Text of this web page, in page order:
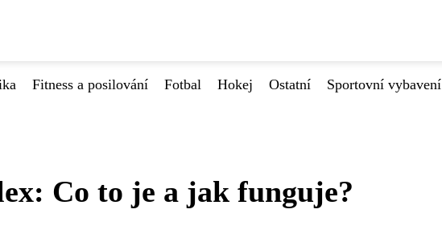
Fitness a posilování Fotbal Hokej Ostatní Sportovní vybavení
Co to je a jak funguje?